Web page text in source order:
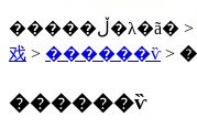
�����ڵ�λ�ã� >
戏 > ������ѷ>
������ѷ